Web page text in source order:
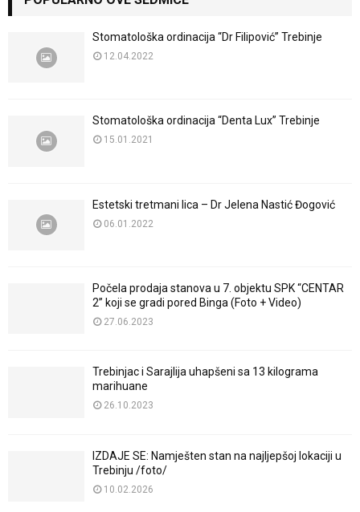
Stomatološka ordinacija “Dr Filipović” Trebinje
12.04.2022
Stomatološka ordinacija “Denta Lux” Trebinje
15.01.2021
Estetski tretmani lica – Dr Jelena Nastić Đogović
06.01.2022
Počela prodaja stanova u 7. objektu SPK “CENTAR
2” koji se gradi pored Binga (Foto + Video)
27.06.2023
Trebinjac i Sarajlija uhapšeni sa 13 kilograma
marihuane
26.10.2023
IZDAJE SE: Namješten stan na najljepšoj lokaciji u
Trebinju /foto/
10.02.2026